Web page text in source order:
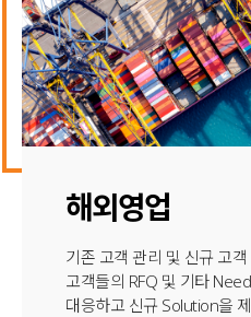
해외영업
기존 고객 관리 및 신규 고
고객들의 RFQ 및 기타
대응하고 신규 Solution을